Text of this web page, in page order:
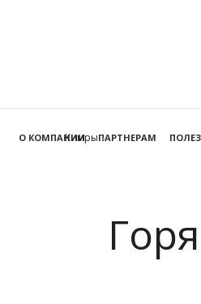
Кимры
О КОМПАНИИ ПАРТНЕРАМ